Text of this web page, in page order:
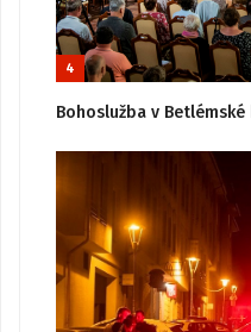
4
Bohoslužba v